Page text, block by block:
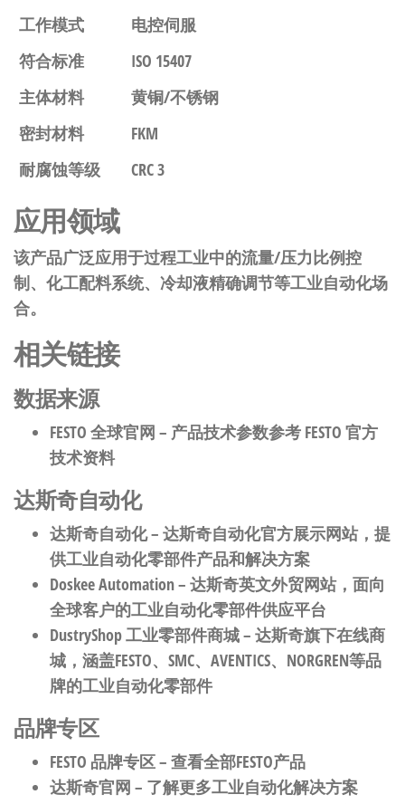
工作模式
电控伺服
符合标准
ISO 15407
主体材料
黄铜/不锈钢
密封材料
FKM
耐腐蚀等级
CRC 3
应用领域
该产品广泛应用于过程工业中的流量/压力比例控
制、化工配料系统、冷却液精确调节等工业自动化场
合。
相关链接
数据来源
FESTO 全球官网 – 产品技术参数参考 FESTO 官方
技术资料
达斯奇自动化
达斯奇自动化– 达斯奇自动化官方展示网站，提
供工业自动化零部件产品和解决方案
Doskee Automation– 达斯奇英文外贸网站，面向
全球客户的工业自动化零部件供应平台
DustryShop 工业零部件商城– 达斯奇旗下在线商
城，涵盖FESTO、SMC、AVENTICS、NORGREN等品
牌的工业自动化零部件
品牌专区
FESTO 品牌专区– 查看全部FESTO产品
达斯奇官网 – 了解更多工业自动化解决方案